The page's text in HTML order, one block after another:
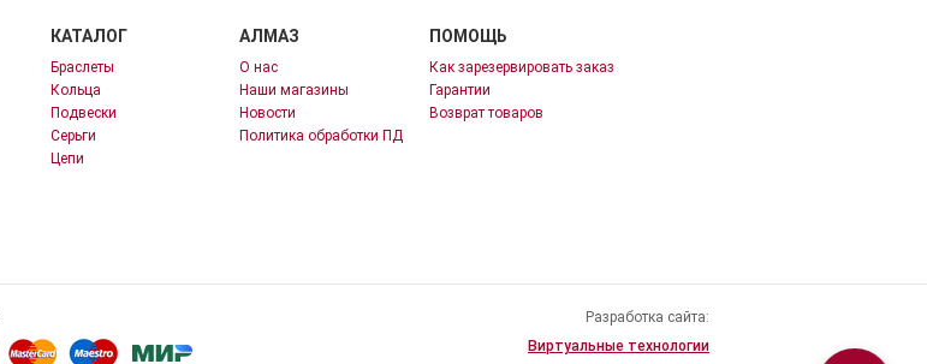
КАТАЛОГ
Браслеты
Кольца
Подвески
Серьги
Цепи
АЛМАЗ
О нас
Наши магазины
Новости
Политика обработки ПД
ПОМОЩЬ
Как зарезервировать заказ
Гарантии
Возврат товаров
Разработка сайта:
Виртуальные технологии